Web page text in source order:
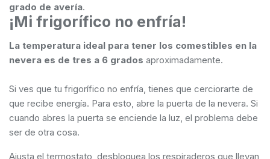
grado de avería.
¡Mi frigorífico no enfría!
La temperatura ideal para tener los comestibles en la
nevera es de tres a 6 grados aproximadamente.
Si ves que tu frigorífico no enfría, tienes que cerciorarte de
que recibe energía. Para esto, abre la puerta de la nevera. Si
cuando abres la puerta se enciende la luz, el problema debe
ser de otra cosa.
Ajusta el termostato, desbloquea los respiraderos que llevan